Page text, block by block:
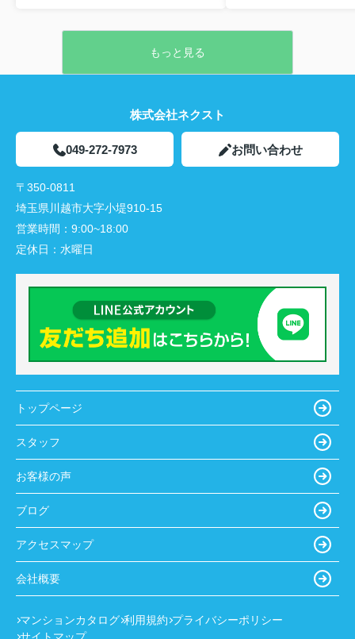
《仲介手数料半額》鶴ヶ島市上広谷 ハートフルタウン1
号棟
2026.07.20
新規物件登録しました！
本日も、狭山市の新築物件情報を多く登録致しました！
現在、狭山市内で不動産をお探し中の方、是非、お問合
介手数料半額》狭山市中央4丁目BLOOMING GARDEN全4
棟 4号棟4号棟
GARDEN全4棟 3号棟3号棟
物件詳細へ
《仲介手数料半額》狭山市中央4丁目BLOOMING
GARDEN全4棟 2号棟2号棟
4298万円
物件詳細へ
まるわけではなく、条件や年収、支払っ
れるはずだった控除を逃してしまうこと
控除の基本的な仕組みから、年末ローン
残高と控除率0.7％の関係、さらにご自身
算ステップまで、順を追って分かりやす
く解説します。あわせて、住宅購入時に
は、新築建売の内覧で押
基本の流れから、外回り
もっと見る
株式会社ネクスト
049-272-7973 お問い合わせ
〒350-0811
埼玉県川越市大字小堤910-15
営業時間： 9:00~18:00
定休日： 水曜日
トップページ
スタッフ
お客様の声
ブログ
アクセスマップ
会社概要
マンションカタログ 利用規約 プライバシーポリシー